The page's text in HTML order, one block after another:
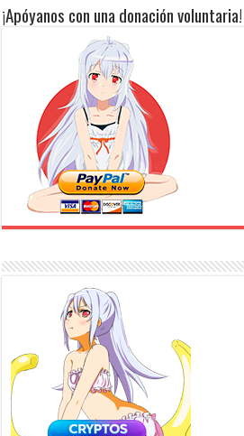
¡Apóyanos con una donación voluntaria!